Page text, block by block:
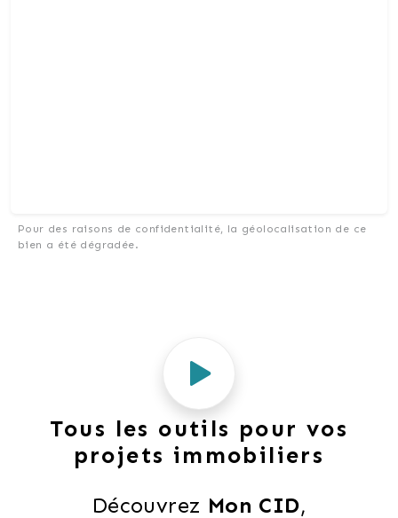
Pour des raisons de confidentialité, la géolocalisation de ce
bien a été dégradée.
Tous les outils pour vos
projets immobiliers
Découvrez Mon CID,